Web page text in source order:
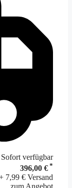
Sofort verfügbar
396,00 € *
7,99 € Versand